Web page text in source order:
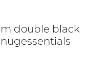
double black